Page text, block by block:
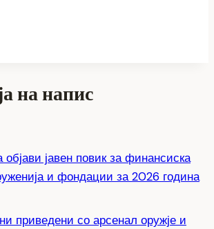
на напис
јавен повик за финансиска
и фондации за 2026 година
приведени со арсенал оружје и